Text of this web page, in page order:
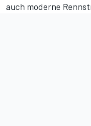
auch moderne